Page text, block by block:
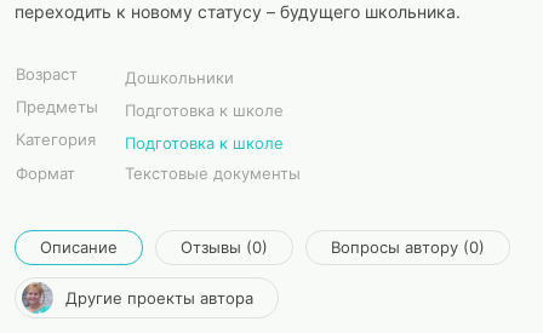
переходить к новому статусу – будущего школьника.
Возраст
Дошкольники
Предметы
Подготовка к школе
Категория
Подготовка к школе
Формат
Текстовые документы
Описание Отзывы (0) Вопросы автору (0)
Другие проекты автора